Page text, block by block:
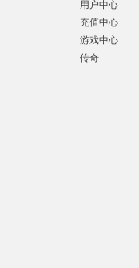
用户中心
充值中心
游戏中心
传奇